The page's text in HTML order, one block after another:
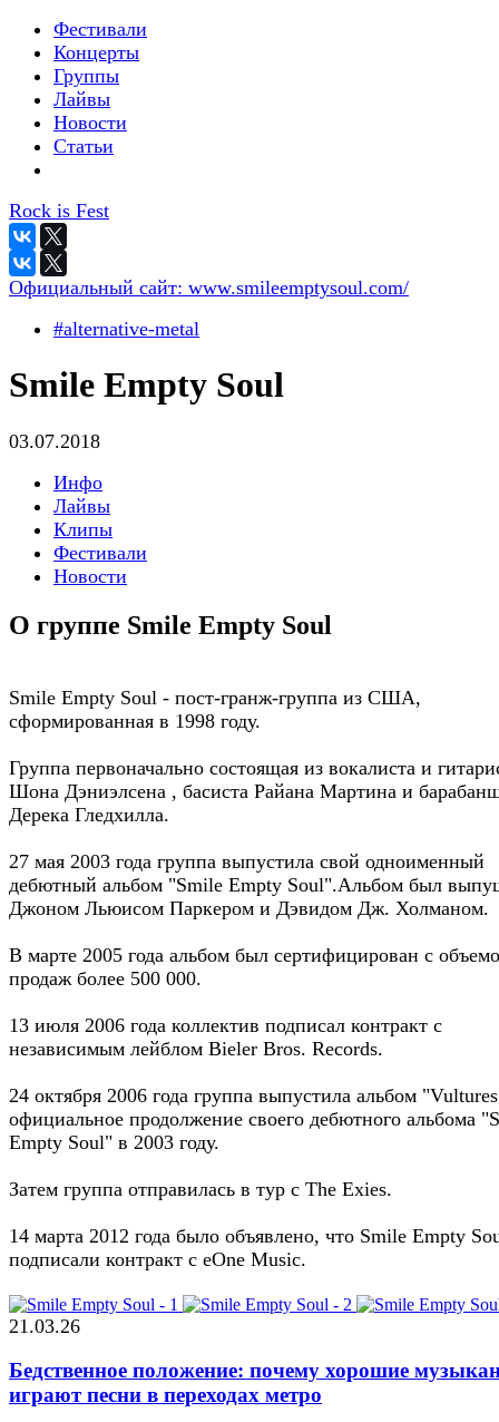
Фестивали
Концерты
Группы
Лайвы
Новости
Статьи
Rock is Fest
Официальный сайт: www.smileemptysoul.com/
#alternative-metal
Smile Empty Soul
03.07.2018
Инфо
Лайвы
Клипы
Фестивали
Новости
О группе Smile Empty Soul
Smile Empty Soul - пост-гранж-группа из США,
сформированная в 1998 году.
Группа первоначально состоящая из вокалиста и
Шона Дэниэлсена , басиста Райана Мартина и
Дерека Гледхилла.
27 мая 2003 года группа выпустила свой одноименный
дебютный альбом "Smile Empty Soul".Альбом был
Джоном Льюисом Паркером и Дэвидом Дж. Холманом.
В марте 2005 года альбом был сертифицирован с
продаж более 500 000.
13 июля 2006 года коллектив подписал контракт с
независимым лейблом Bieler Bros. Records.
24 октября 2006 года группа выпустила альбом
официальное продолжение своего дебютного альбома
Empty Soul" в 2003 году.
Затем группа отправилась в тур с The Exies.
14 марта 2012 года было объявлено, что Smile Empty
подписали контракт с eOne Music.
21.03.26
Бедственное положение: почему хорошие
играют песни в переходах метро